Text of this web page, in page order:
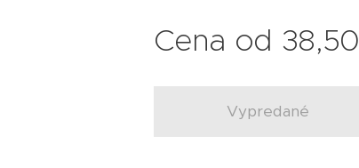
Cena od 38,50
Vypredané